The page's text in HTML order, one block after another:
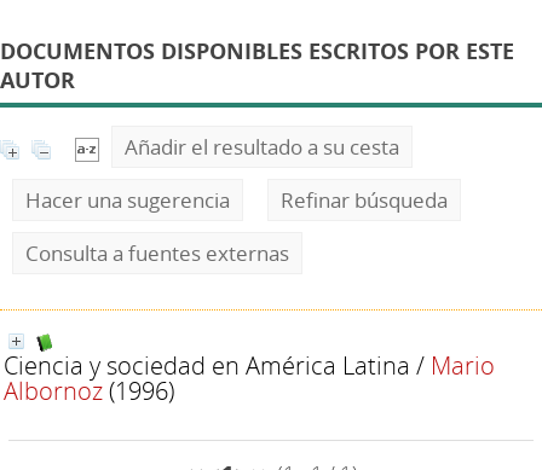
DOCUMENTOS DISPONIBLES ESCRITOS POR ESTE
AUTOR
Añadir el resultado a su cesta
Hacer una sugerencia
Refinar búsqueda
Consulta a fuentes externas
Ciencia y sociedad en América Latina / Mario
Albornoz(1996)